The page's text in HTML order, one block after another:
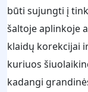
būti sujungti į
šaltoje aplinkoje
klaidų korekcijai
kuriuos
kadangi